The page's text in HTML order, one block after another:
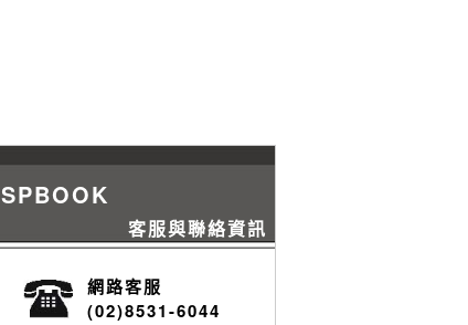
SPBOOK
客服與聯絡資訊
網路客服
(02)8531-6044